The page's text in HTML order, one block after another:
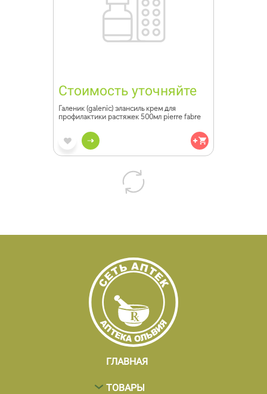
Стоимость уточняйте
Галеник (galenic) элансиль крем для
профилактики растяжек 500мл pierre fabre
ГЛАВНАЯ
ТОВАРЫ